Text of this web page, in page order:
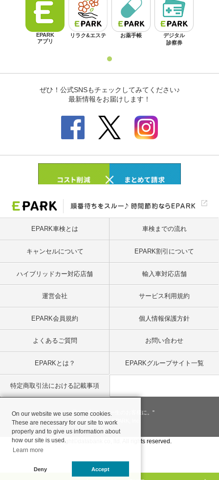
EPARK車検とは 車検までの流れ
キャンセルについて EPARK割引について
ハイブリッドカー対応店舗 輸入車対応店舗
運営会社 サービス利用規約
EPARK会員規約 個人情報保護方針
よくあるご質問 お問い合わせ
EPARKとは？ EPARKグループサイト一覧
特定商取引法における記載事項
"一回のお客様を、一生のお客様に。"
© 2001- 2026 EPARK, Inc.
Copyright©databank co, ltd. All rights reserved.
On our website we use some cookies.
These are necessary for our site to work
properly and to give us information about
how our site is used.
Learn more
Deny Accept